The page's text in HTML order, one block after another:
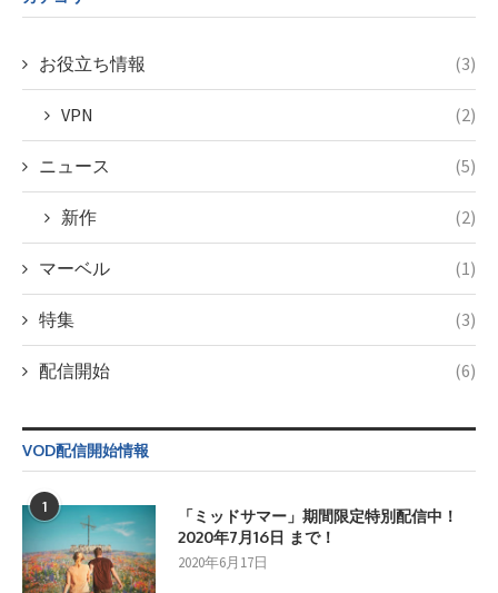
お役立ち情報 (3)
VPN (2)
ニュース (5)
新作 (2)
マーベル (1)
特集 (3)
配信開始 (6)
VOD配信開始情報
1
「ミッドサマー」期間限定特別配信中！
2020年7月16日 まで！
2020年6月17日